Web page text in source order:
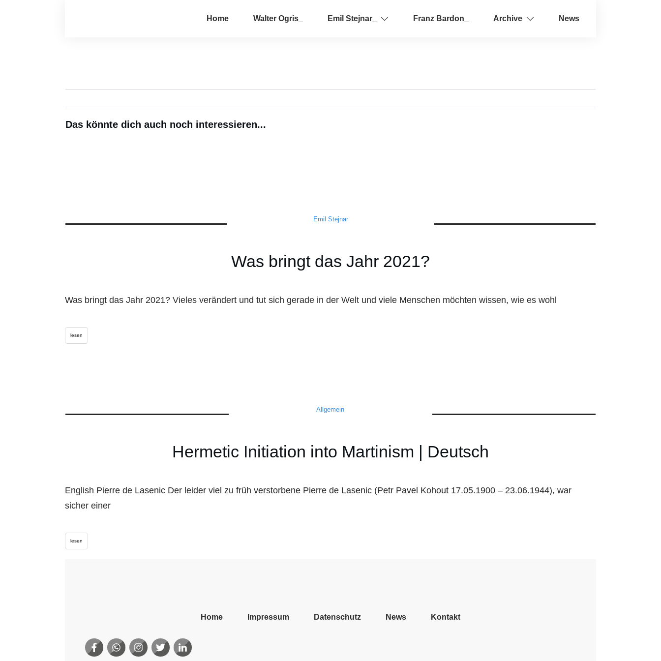
Home Walter Ogris_ Emil Stejnar_ Franz Bardon_ Archive News
Das könnte dich auch noch interessieren...
Emil Stejnar
Was bringt das Jahr 2021?
Was bringt das Jahr 2021? Vieles verändert und tut sich gerade in der Welt und viele Menschen möchten wissen, wie es wohl
lesen
Allgemein
Hermetic Initiation into Martinism | Deutsch
English Pierre de Lasenic Der leider viel zu früh verstorbene Pierre de Lasenic (Petr Pavel Kohout 17.05.1900 – 23.06.1944), war
sicher einer
lesen
Home Impressum Datenschutz News Kontakt